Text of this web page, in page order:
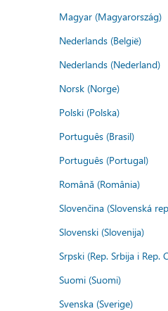
Magyar (Magyarország)
Nederlands (België)
Nederlands (Nederland)
Norsk (Norge)
Polski (Polska)
Português (Brasil)
Português (Portugal)
Română (România)
Slovenčina (Slovenská
Slovenski (Slovenija)
Srpski (Rep. Srbija i Rep.
Suomi (Suomi)
Svenska (Sverige)